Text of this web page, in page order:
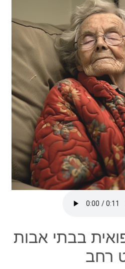
בבתי אבות
רחב